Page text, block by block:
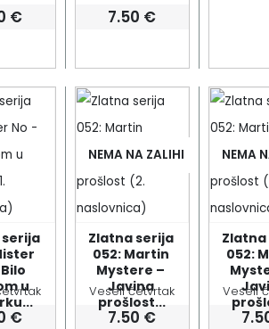
€ 7.50 €
u
€
NEMA NA ZALIHI
Zlatna serija
052: Martin
Mystere –
Javina
prošlost...
Veseli četvrtak
7.50 €
NEMA
052:
Veseli